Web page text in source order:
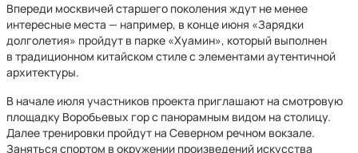
Впереди москвичей старшего поколения ждут не менее
интересные места — например, в конце июня «Зарядки
долголетия» пройдут в парке «Хуамин», который выполнен
в традиционном китайском стиле с элементами аутентичной
архитектуры.
В начале июля участников проекта приглашают на смотровую
площадку Воробьевых гор с панорамным видом на столицу.
Далее тренировки пройдут на Северном речном вокзале.
Заняться спортом в окружении произведений искусства